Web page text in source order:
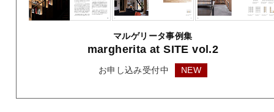
マルゲリータ事例集
margherita at SITE vol.2
お申し込み受付中 NEW